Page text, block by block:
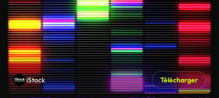
iStock Télécharger